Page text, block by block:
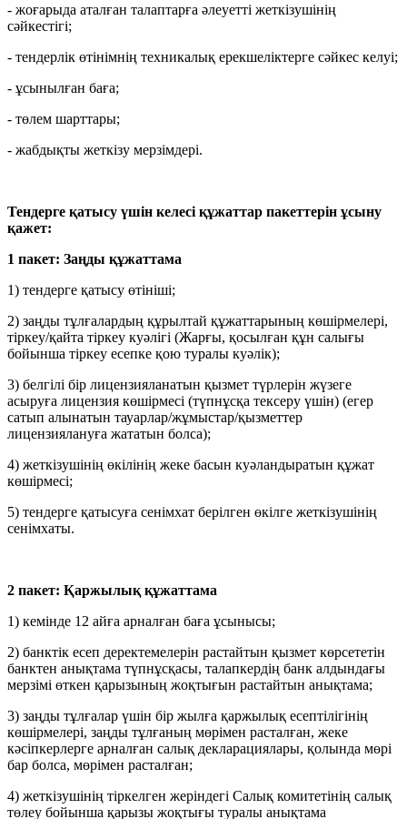
- жоғарыда аталған талаптарға әлеуетті жеткізушінің
сәйкестігі;
- тендерлік өтінімнің техникалық ерекшеліктерге сәйкес келуі;
- ұсынылған баға;
- төлем шарттары;
- жабдықты жеткізу мерзімдері.
Тендерге қатысу үшін келесі құжаттар пакеттерін ұсыну
қажет:
1 пакет: Заңды құжаттама
1) тендерге қатысу өтініші;
2) заңды тұлғалардың құрылтай құжаттарының көшірмелері,
тіркеу/қайта тіркеу куәлігі (Жарғы, қосылған құн салығы
бойынша тіркеу есепке қою туралы куәлік);
3) белгілі бір лицензияланатын қызмет түрлерін жүзеге
асыруға лицензия көшірмесі (түпнұсқа тексеру үшін) (егер
сатып алынатын тауарлар/жұмыстар/қызметтер
лицензиялануға жататын болса);
4) жеткізушінің өкілінің жеке басын куәландыратын құжат
көшірмесі;
5) тендерге қатысуға сенімхат берілген өкілге жеткізушінің
сенімхаты.
2 пакет: Қаржылық құжаттама
1) кемінде 12 айға арналған баға ұсынысы;
2) банктік есеп деректемелерін растайтын қызмет көрсететін
банктен анықтама түпнұсқасы, талапкердің банк алдындағы
мерзімі өткен қарызының жоқтығын растайтын анықтама;
3) заңды тұлғалар үшін бір жылға қаржылық есептілігінің
көшірмелері, заңды тұлғаның мөрімен расталған, жеке
кәсіпкерлерге арналған салық декларациялары, қолында мөрі
бар болса, мөрімен расталған;
4) жеткізушінің тіркелген жеріндегі Салық комитетінің салық
төлеу бойынша қарызы жоқтығы туралы анықтама